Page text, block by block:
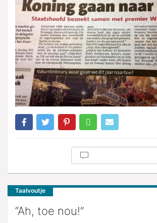
Taalvoutje
“Ah, toe nou!”